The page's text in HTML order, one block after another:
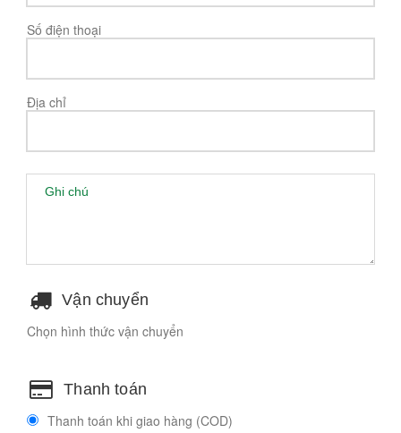
Số điện thoại
Địa chỉ
Vận chuyển
Chọn hình thức vận chuyển
Thanh toán
Thanh toán khi giao hàng (COD)